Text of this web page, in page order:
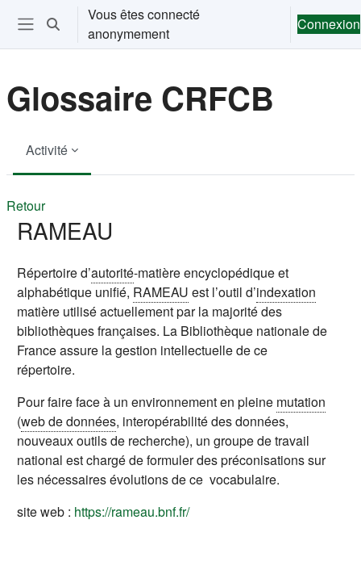
Passer au contenu principal
Ouvrir le menu de navigation
Activer/désactiver la saisie de recherche
Vous êtes connecté
anonymement
Connexion
Glossaire CRFCB
Activité
Retour
RAMEAU
Répertoire d’autorité-matière encyclopédique et
alphabétique unifié, RAMEAU est l’outil d’indexation
matière utilisé actuellement par la majorité des
bibliothèques françaises. La Bibliothèque nationale de
Franceassure la gestion intellectuelle de ce
répertoire.
Pour faire face à un environnement en pleine mutation
(web de données, interopérabilité des données,
nouveaux outils de recherche), un groupe de travail
national est chargé de formuler des préconisations sur
les nécessaires évolutions de ce vocabulaire.
site web : https://rameau.bnf.fr/